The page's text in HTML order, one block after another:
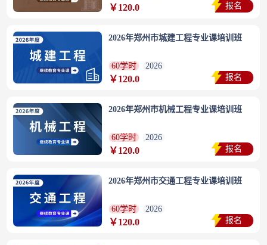
￥120.0 报名
2026年郑州市城建工程专业课培训班
60学时 2026
￥120.0 报名
2026年郑州市机械工程专业课培训班
60学时 2026
￥120.0 报名
2026年郑州市交通工程专业课培训班
60学时 2026
￥120.0 报名